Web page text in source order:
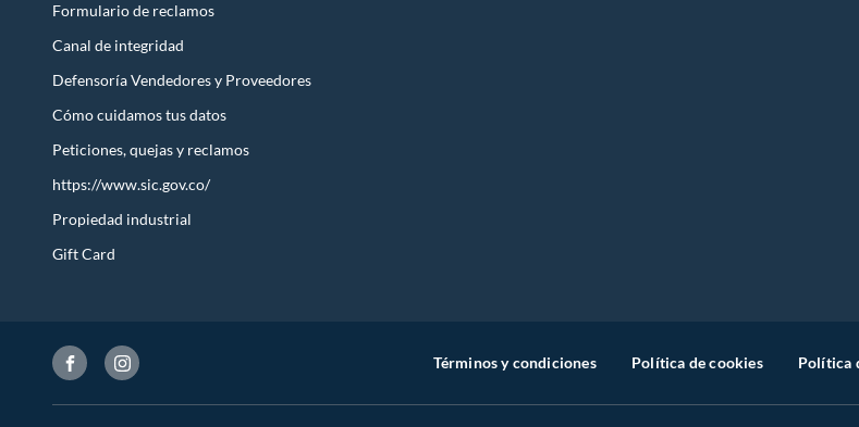
Formulario de reclamos
Canal de integridad
Defensoría Vendedores y Proveedores
Cómo cuidamos tus datos
Peticiones, quejas y reclamos
https://www.sic.gov.co/
Propiedad industrial
Gift Card
Términos y condiciones Política de cookies Política